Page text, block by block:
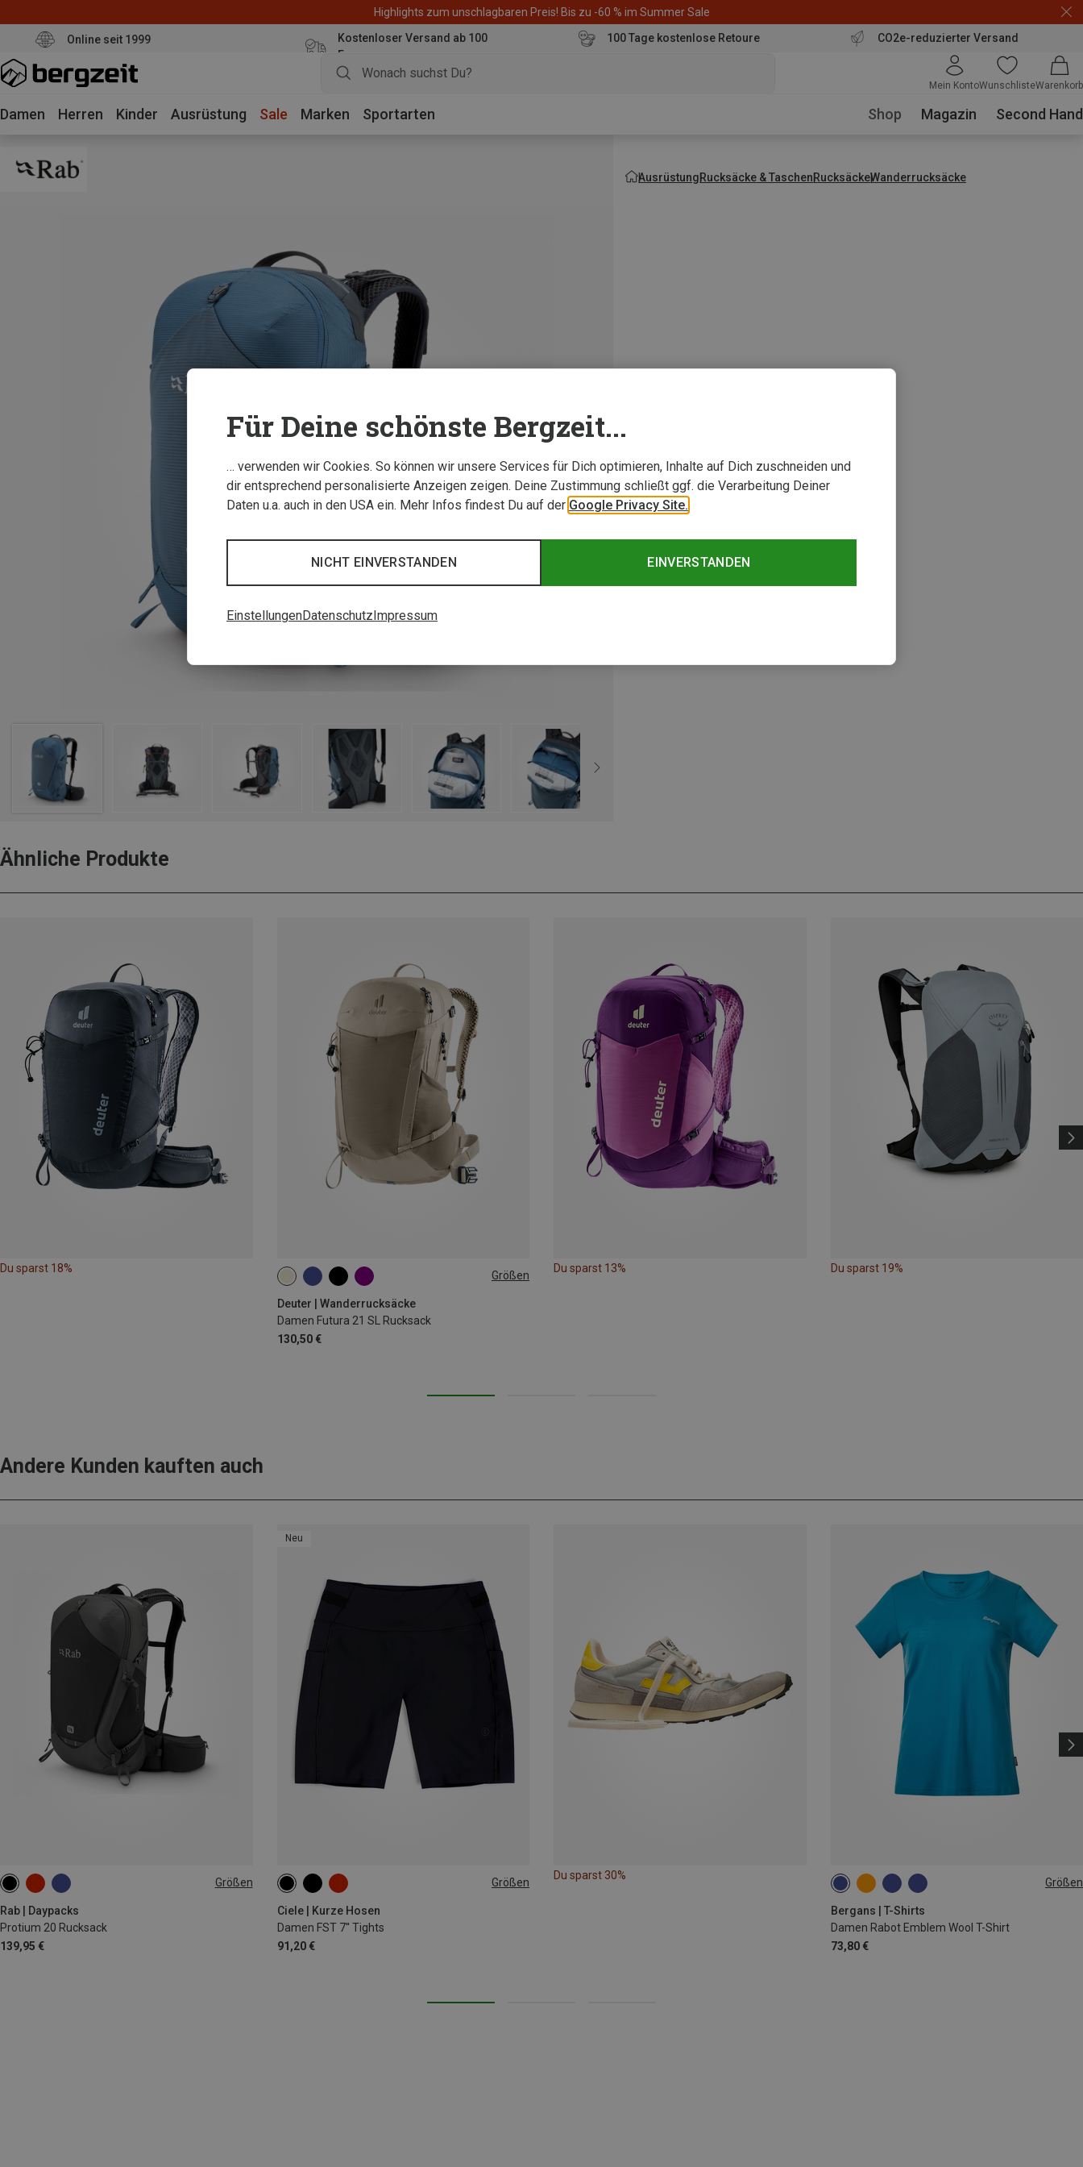
Highlights zum unschlagbaren Preis! Bis zu -60 % im Summer Sale
Online seit 1999
Kostenloser Versand ab 100
Euro
100 Tage kostenlose Retoure CO2e-reduzierter Versand
Mein KontoWunschlisteWarenkorb
Damen Herren Kinder Ausrüstung Sale Marken Sportarten Shop Magazin Second Hand
AusrüstungRucksäcke & TaschenRucksäckeWanderrucksäcke
Ähnliche Produkte
Du sparst 18%
Größen
Deuter | Wanderrucksäcke
Damen Futura 21 SL Rucksack
130,50 €
21L
Du sparst 13% Du sparst 19%
Andere Kunden kauften auch
Größen
Rab | Daypacks
Protium 20 Rucksack
139,95 €
20L
Neu
Größen
Ciele | Kurze Hosen
Damen FST 7'' Tights
91,20 €
XS S M
Du sparst 30%
Größen
Bergans | T-Shirts
Damen Rabot Emblem Wool T-Shirt
73,80 €
XS S
Für Deine schönste Bergzeit...
… verwenden wir Cookies. So können wir unsere Services für Dich optimieren, Inhalte auf Dich zuschneiden und
dir entsprechend personalisierte Anzeigen zeigen. Deine Zustimmung schließt ggf. die Verarbeitung Deiner
Daten u.a. auch in den USA ein. Mehr Infos findest Du auf der Google Privacy Site.
EINVERSTANDEN
NICHT EINVERSTANDEN
EinstellungenDatenschutz Impressum